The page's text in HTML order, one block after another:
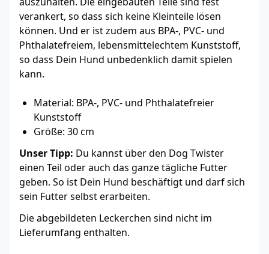
verankert, so dass sich keine Kleinteile lösen
können. Und er ist zudem aus BPA-, PVC- und
Phthalatefreiem, lebensmittelechtem Kunststoff,
so dass Dein Hund unbedenklich damit spielen
kann.
Material: BPA-, PVC- und Phthalatefreier
Kunststoff
Größe: 30 cm
Unser Tipp: Du kannst über den Dog Twister
einen Teil oder auch das ganze tägliche Futter
geben. So ist Dein Hund beschäftigt und darf sich
sein Futter selbst erarbeiten.
Die abgebildeten Leckerchen sind nicht im
Lieferumfang enthalten.